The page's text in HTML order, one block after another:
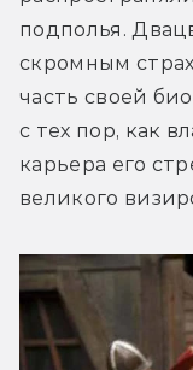
подполья.
скромным
часть своей
с тех пор, как
карьера его
великого